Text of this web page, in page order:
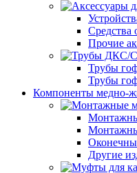
Средства
Прочие
Трубы
Трубы
Компоненты медно-
Другие